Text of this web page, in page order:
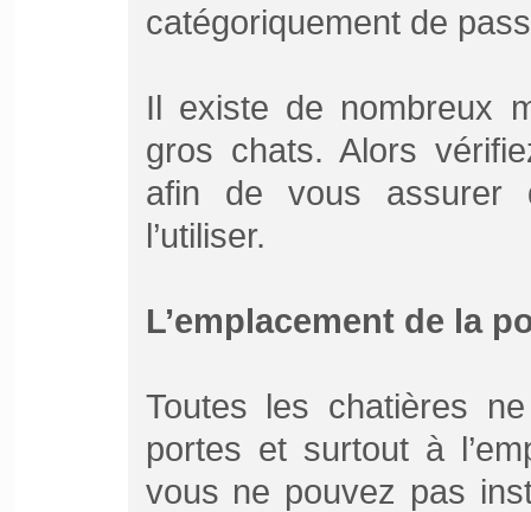
catégoriquement de
Il existe de nombreux
gros chats. Alors
afin de vous assurer
l’utiliser.
L’emplacement de la
Toutes les chatières
portes et surtout à
vous ne pouvez pas